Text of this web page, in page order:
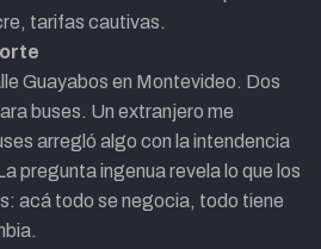
tarifas cautivas.
Guayabos en Montevideo. Dos
buses. Un extranjero me
arregló algo con la intendencia
pregunta ingenua revela lo que los
acá todo se negocia, todo tiene